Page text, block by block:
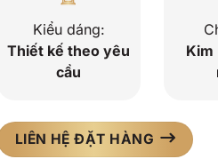
Kiểu dáng:
Thiết kế theo yêu
cầu
Kim
LIÊN HỆ ĐẶT HÀNG